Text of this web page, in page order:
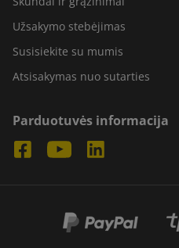
Užsakymo stebėjimas
Susisiekite su mumis
Atsisakymas nuo sutarties
Parduotuvės informacija